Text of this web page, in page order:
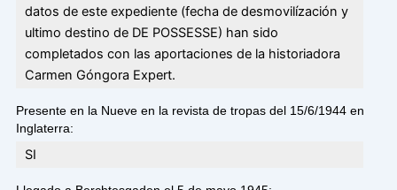
datos de este expediente (fecha de desmovilízación y
ultimo destino de DE POSSESSE) han sido
completados con las aportaciones de la historiadora
Carmen Góngora Expert.
Presente en la Nueve en la revista de tropas del 15/6/1944 en
Inglaterra:
SI